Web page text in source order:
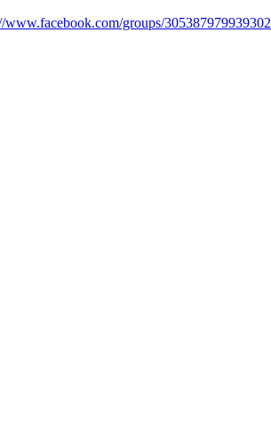
www.facebook.com/groups/305387979939302